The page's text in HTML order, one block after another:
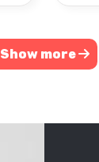
Show more